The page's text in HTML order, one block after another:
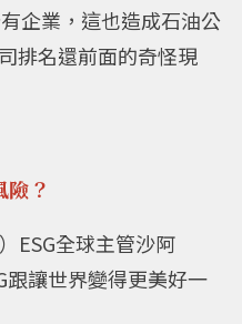
企業，這也造成石油公
排名還前面的奇怪現
？
ESG全球主管沙阿
跟讓世界變得更美好一